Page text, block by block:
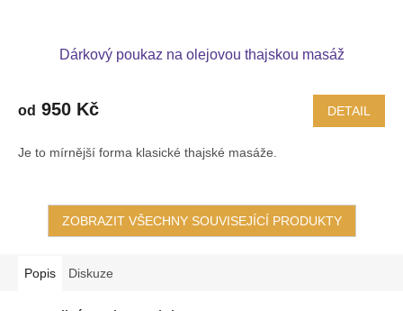
Dárkový poukaz na olejovou thajskou masáž
od 950 Kč DETAIL
Je to mírnější forma klasické thajské masáže.
ZOBRAZIT VŠECHNY SOUVISEJÍCÍ PRODUKTY
Popis Diskuze